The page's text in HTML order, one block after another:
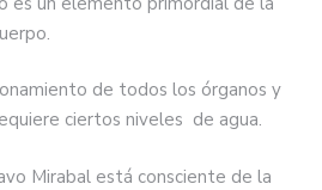
de todos los órganos y
ciertos niveles de agua.
Mirabal está consciente de la